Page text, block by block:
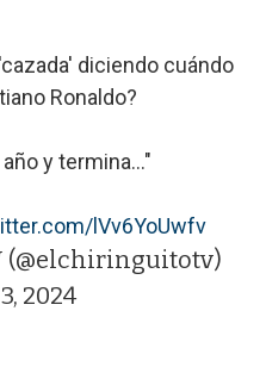
diciendo cuándo
Ronaldo?
y termina..."
lVv6YoUwfv
(@elchiringuitotv)
2024